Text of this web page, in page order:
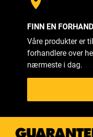
FINN EN
Våre produkter er
forhandlere over
nærmeste i dag.